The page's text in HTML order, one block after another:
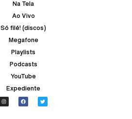
Na Tela
Ao Vivo
Só filé! (discos)
Megafone
Playlists
Podcasts
YouTube
Expediente